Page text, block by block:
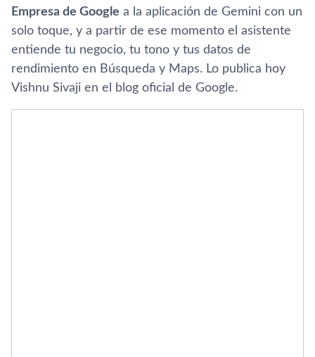
Empresa de Google a la aplicación de Gemini con un
solo toque, y a partir de ese momento el asistente
entiende tu negocio, tu tono y tus datos de
rendimiento en Búsqueda y Maps. Lo publica hoy
Vishnu Sivaji en el blog oficial de Google.